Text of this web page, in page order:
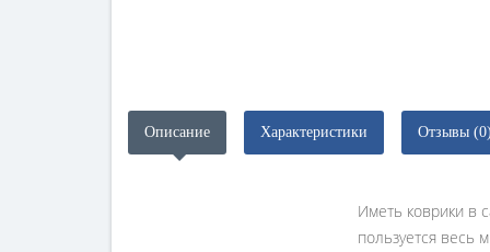
Описание Характеристики Отзывы
Иметь коврики в
пользуется весь